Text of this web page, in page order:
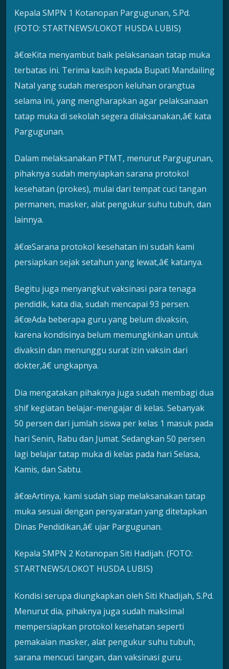
Kepala SMPN 1 Kotanopan Pargugunan, S.Pd.
(FOTO: STARTNEWS/LOKOT HUSDA LUBIS)
â€œKita menyambut baik pelaksanaan tatap muka
terbatas ini. Terima kasih kepada Bupati Mandailing
Natal yang sudah merespon keluhan orangtua
selama ini, yang mengharapkan agar pelaksanaan
tatap muka di sekolah segera dilaksanakan,â€ kata
Pargugunan.
Dalam melaksanakan PTMT, menurut Pargugunan,
pihaknya sudah menyiapkan sarana protokol
kesehatan (prokes), mulai dari tempat cuci tangan
permanen, masker, alat pengukur suhu tubuh, dan
lainnya.
â€œSarana protokol kesehatan ini sudah kami
persiapkan sejak setahun yang lewat,â€ katanya.
Begitu juga menyangkut vaksinasi para tenaga
pendidik, kata dia, sudah mencapai 93 persen.
â€œAda beberapa guru yang belum divaksin,
karena kondisinya belum memungkinkan untuk
divaksin dan menunggu surat izin vaksin dari
dokter,â€ ungkapnya.
Dia mengatakan pihaknya juga sudah membagi dua
shif kegiatan belajar-mengajar di kelas. Sebanyak
50 persen dari jumlah siswa per kelas 1 masuk pada
hari Senin, Rabu dan Jumat. Sedangkan 50 persen
lagi belajar tatap muka di kelas pada hari Selasa,
Kamis, dan Sabtu.
â€œArtinya, kami sudah siap melaksanakan tatap
muka sesuai dengan persyaratan yang ditetapkan
Dinas Pendidikan,â€ ujar Pargugunan.
Kepala SMPN 2 Kotanopan Siti Hadijah. (FOTO:
STARTNEWS/LOKOT HUSDA LUBIS)
Kondisi serupa diungkapkan oleh Siti Khadijah, S.Pd.
Menurut dia, pihaknya juga sudah maksimal
mempersiapkan protokol kesehatan seperti
pemakaian masker, alat pengukur suhu tubuh,
sarana mencuci tangan, dan vaksinasi guru.